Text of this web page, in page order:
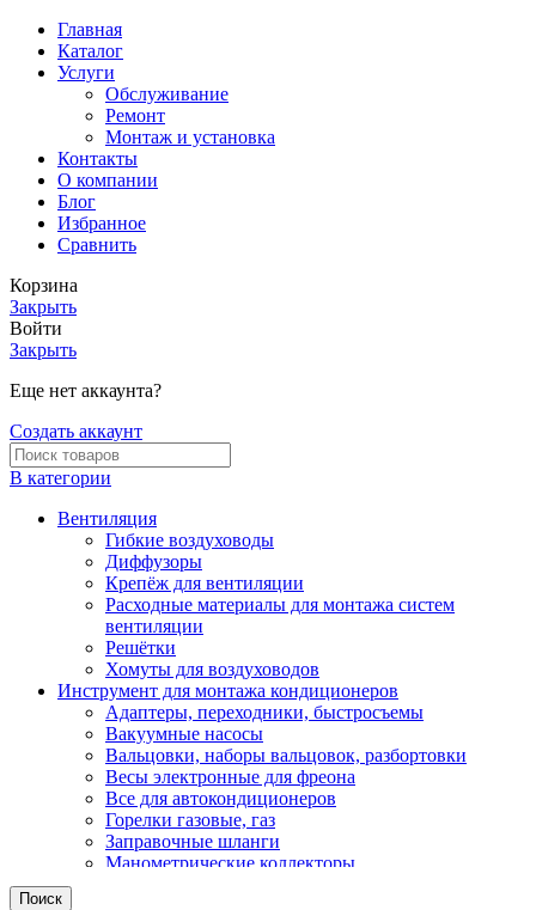
Главная
Каталог
Услуги
Обслуживание
Ремонт
Монтаж и установка
Контакты
О компании
Блог
Избранное
Сравнить
Корзина
Закрыть
Войти
Закрыть
Еще нет аккаунта?
Создать аккаунт
В категории
Вентиляция
Гибкие воздуховоды
Диффузоры
Крепёж для вентиляции
Расходные материалы для монтажа систем
вентиляции
Решётки
Хомуты для воздуховодов
Инструмент для монтажа кондиционеров
Адаптеры, переходники, быстросъемы
Вакуумные насосы
Вальцовки, наборы вальцовок, разбортовки
Весы электронные для фреона
Все для автокондиционеров
Горелки газовые, газ
Заправочные шланги
Манометрические коллекторы
Поиск